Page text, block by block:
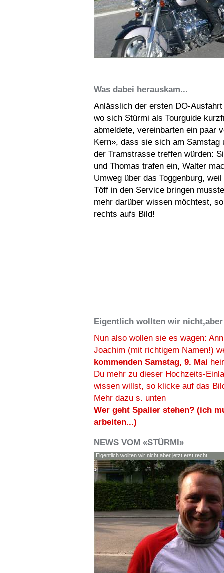
Was dabei herauskam...
Anlässlich der ersten DO-
wo sich Stürmi als Tourguide
abmeldete, vereinbarten ein paar
Kern», dass sie sich am Samstag
der Tramstrasse treffen würden:
und Thomas trafen ein, Walter
Umweg über das Toggenburg,
Töff in den Service bringen
mehr darüber wissen möchtest,
rechts aufs Bild!
Eigentlich wollten wir
Nun also wollen sie es wagen:
Joachim (mit richtigem Namen!)
kommenden Samstag, 9. Mai
Du mehr zu dieser Hochzeits-
wissen willst, so klicke auf das
Mehr dazu s. unten
Wer geht Spalier stehen? (ich
arbeiten...)
NEWS VOM «STÜRMI»
Eigentlich wollten wir nicht,aber jetzt erst recht